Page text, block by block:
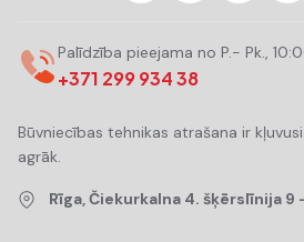
Palīdzība pieejama no P.- Pk.,
+371 299 934 38
Būvniecības tehnikas atrašana ir
agrāk.
Rīga, Čiekurkalna 4. šķērslīnija 9